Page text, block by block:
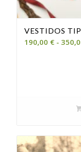
VESTIDOS
190,00 € -